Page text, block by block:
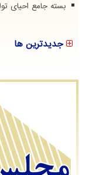
بسته جامع احیای
جدیدترین ها